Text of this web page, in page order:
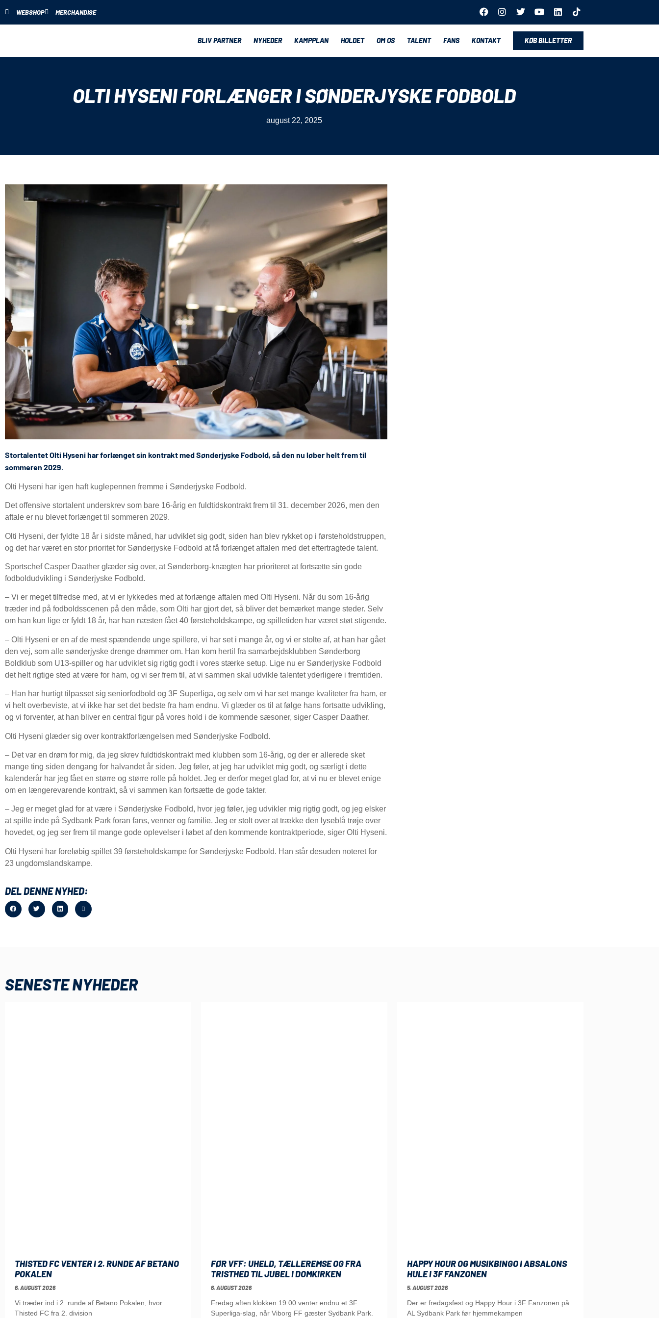
WEBSHOP MERCHANDISE
BLIV PARTNER NYHEDER KAMPPLAN HOLDET OM OS TALENT FANS KONTAKT KØB BILLETTER
OLTI HYSENI FORLÆNGER I SØNDERJYSKE FODBOLD
august 22, 2025
Stortalentet Olti Hyseni har forlænget sin kontrakt med Sønderjyske Fodbold, så den nu løber helt frem til
sommeren 2029.
Olti Hyseni har igen haft kuglepennen fremme i Sønderjyske Fodbold.
Det offensive stortalent underskrev som bare 16-årig en fuldtidskontrakt frem til 31. december 2026, men den
aftale er nu blevet forlænget til sommeren 2029.
Olti Hyseni, der fyldte 18 år i sidste måned, har udviklet sig godt, siden han blev rykket op i førsteholdstruppen,
og det har været en stor prioritet for Sønderjyske Fodbold at få forlænget aftalen med det eftertragtede talent.
Sportschef Casper Daather glæder sig over, at Sønderborg-knægten har prioriteret at fortsætte sin gode
fodboldudvikling i Sønderjyske Fodbold.
– Vi er meget tilfredse med, at vi er lykkedes med at forlænge aftalen med Olti Hyseni. Når du som 16-årig
træder ind på fodboldsscenen på den måde, som Olti har gjort det, så bliver det bemærket mange steder. Selv
om han kun lige er fyldt 18 år, har han næsten fået 40 førsteholdskampe, og spilletiden har været støt stigende.
– Olti Hyseni er en af de mest spændende unge spillere, vi har set i mange år, og vi er stolte af, at han har gået
den vej, som alle sønderjyske drenge drømmer om. Han kom hertil fra samarbejdsklubben Sønderborg
Boldklub som U13-spiller og har udviklet sig rigtig godt i vores stærke setup. Lige nu er Sønderjyske Fodbold
det helt rigtige sted at være for ham, og vi ser frem til, at vi sammen skal udvikle talentet yderligere i fremtiden.
– Han har hurtigt tilpasset sig seniorfodbold og 3F Superliga, og selv om vi har set mange kvaliteter fra ham, er
vi helt overbeviste, at vi ikke har set det bedste fra ham endnu. Vi glæder os til at følge hans fortsatte udvikling,
og vi forventer, at han bliver en central figur på vores hold i de kommende sæsoner, siger Casper Daather.
Olti Hyseni glæder sig over kontraktforlængelsen med Sønderjyske Fodbold.
– Det var en drøm for mig, da jeg skrev fuldtidskontrakt med klubben som 16-årig, og der er allerede sket
mange ting siden dengang for halvandet år siden. Jeg føler, at jeg har udviklet mig godt, og særligt i dette
kalenderår har jeg fået en større og større rolle på holdet. Jeg er derfor meget glad for, at vi nu er blevet enige
om en længerevarende kontrakt, så vi sammen kan fortsætte de gode takter.
– Jeg er meget glad for at være i Sønderjyske Fodbold, hvor jeg føler, jeg udvikler mig rigtig godt, og jeg elsker
at spille inde på Sydbank Park foran fans, venner og familie. Jeg er stolt over at trække den lyseblå trøje over
hovedet, og jeg ser frem til mange gode oplevelser i løbet af den kommende kontraktperiode, siger Olti Hyseni.
Olti Hyseni har foreløbig spillet 39 førsteholdskampe for Sønderjyske Fodbold. Han står desuden noteret for
23 ungdomslandskampe.
DEL DENNE NYHED:
SENESTE NYHEDER
THISTED FC VENTER I 2. RUNDE AF BETANO
POKALEN
6. AUGUST 2026
Vi træder ind i 2. runde af Betano Pokalen, hvor
Thisted FC fra 2. division
FØR VFF: UHELD, TÆLLEREMSE OG FRA
TRISTHED TIL JUBEL I DOMKIRKEN
6. AUGUST 2026
Fredag aften klokken 19.00 venter endnu et 3F
Superliga-slag, når Viborg FF gæster Sydbank Park.
HAPPY HOUR OG MUSIKBINGO I ABSALONS
HULE I 3F FANZONEN
5. AUGUST 2026
Der er fredagsfest og Happy Hour i 3F Fanzonen på
AL Sydbank Park før hjemmekampen